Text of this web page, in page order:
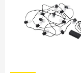
可用抹布清洁。
环境和材料